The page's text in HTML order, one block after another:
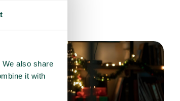
also share
it with